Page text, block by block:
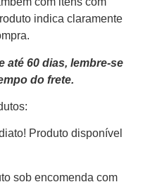
indica claramente
até 60 dias, lembre-se
do frete.
Produto disponível
sob encomenda com